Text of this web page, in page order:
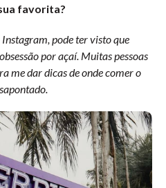
favorita?
Instagram, pode ter visto que
por açaí. Muitas pessoas
me dar dicas de onde comer o